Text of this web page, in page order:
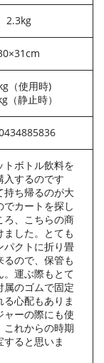
2.3kg
（使用時)
（静止時）
トボトル飲料を
入するのです
持ち帰るのが大
でカートを探し
ろ、こちらの商
ました。とても
パクトに折り畳
るので、保管も
。運ぶ際もとて
属のゴムで固定
る心配もありま
ャーの際にも使
これからの時期
すると思いま